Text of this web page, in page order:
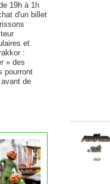
19h à 1h
d'un billet
et
:
» des
pourront
de